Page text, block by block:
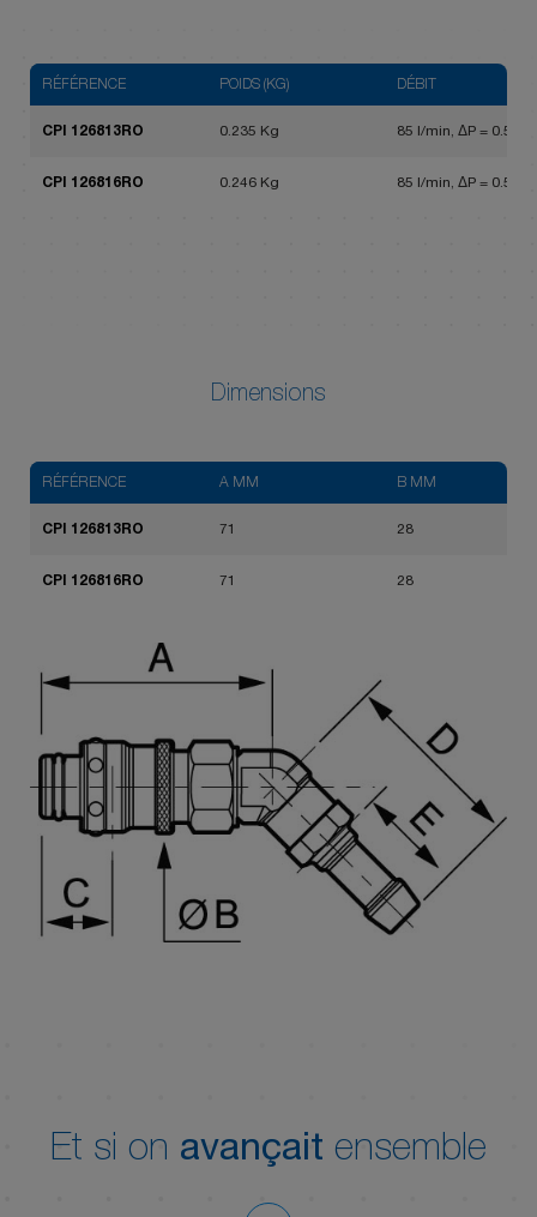
RÉFÉRENCE POIDS (KG) DÉBIT
CPI 126813RO 0.235 Kg 85 l/min, ΔP = 0.5 bar
CPI 126816RO 0.246 Kg 85 l/min, ΔP = 0.5 bar
Dimensions
RÉFÉRENCE A MM B MM
CPI 126813RO 71 28
CPI 126816RO 71 28
Et si on avançait ensemble